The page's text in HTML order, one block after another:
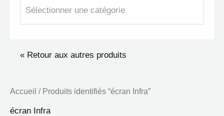
Sélectionner une catégorie
« Retour aux autres produits
Accueil / Produits identifiés “écran Infra”
écran Infra